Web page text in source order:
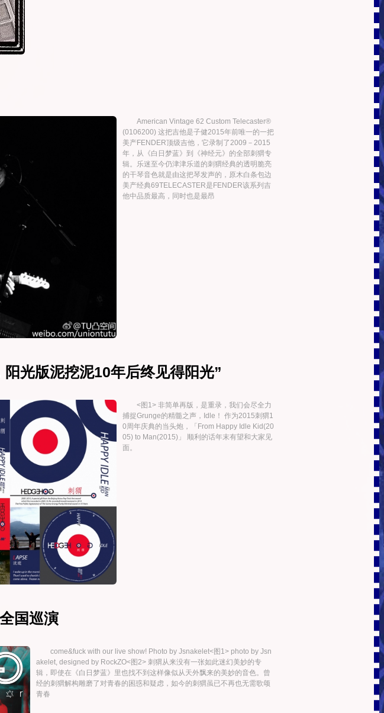
American Vintage 62 Custom Telecaster®
(0106200) 这把吉他是子健2015年前唯一的一把
美产FENDER顶级吉他，它录制了2009－2015
年，从《白日梦蓝》到《神经元》的全部刺猬专
辑。乐迷至今仍津津乐道的刺猬经典的透明脆亮
的干琴音色就是由这把琴发声的，原木白条包边
美产经典69TELECASTER是FENDER该系列吉
他中品质最高，同时也是最昂
光版泥挖泥10年后终见得阳光”
<图1> 非简单再版，是重录，我们会尽全力
捕捉Grunge的精髓之声，Idle！ 作为2015刺猬1
0周年庆典的当头炮，「From Happy Idle Kid(20
05) to Man(2015)」 顺利的话年末有望和大家见
面。
国巡演
come&fuck with our live show! Photo by Jsnakelet<图1> photo by Jsn
akelet, designed by RockZO<图2> 刺猬从来没有一张如此迷幻美妙的专
辑，即使在《白日梦蓝》里也找不到这样像似从天外飘来的美妙的音色。曾
经的刺猬解构雕磨了对青春的困惑和疑虑，如今的刺猬虽已不再也无需歌颂
青春